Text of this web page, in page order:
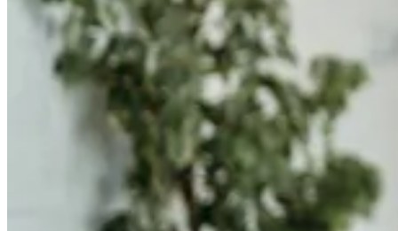
Die aktuelle Sprache ist Deutsch. Bitte wähle eine andere
aus diesem Menü, wenn Du sie ändern möchtest.